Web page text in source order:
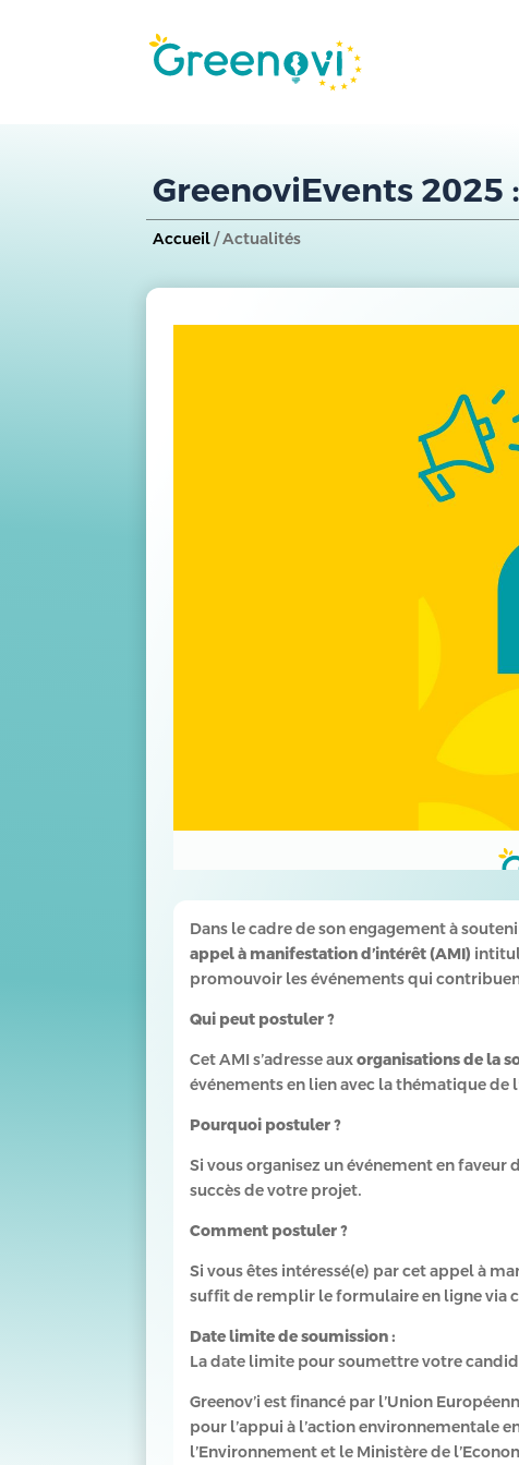
GreenoviEvents
Accueil/ Actualités
Dans le cadre de son engagement à
appel à manifestation d’intérêt (AMI)
promouvoir les événements qui
Qui peut postuler ?
Cet AMI s’adresse auxorganisations de la
événements en lien avec la thématique de
Pourquoi postuler ?
Si vous organisez un événement en
succès de votre projet.
Comment postuler ?
Si vous êtes intéressé(e) par cet appel à
suffit de remplir le formulaire en ligne via
Date limite de soumission :
La date limite pour soumettre votre
Greenov’i est financé par l’Union
pour l’appui à l’action environnementale
l’Environnement et le Ministère de